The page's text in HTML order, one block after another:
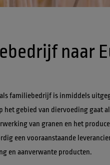
familiebedrijf is inmiddels
het gebied van diervoeding gaat
van granen en het
een vooraanstaande